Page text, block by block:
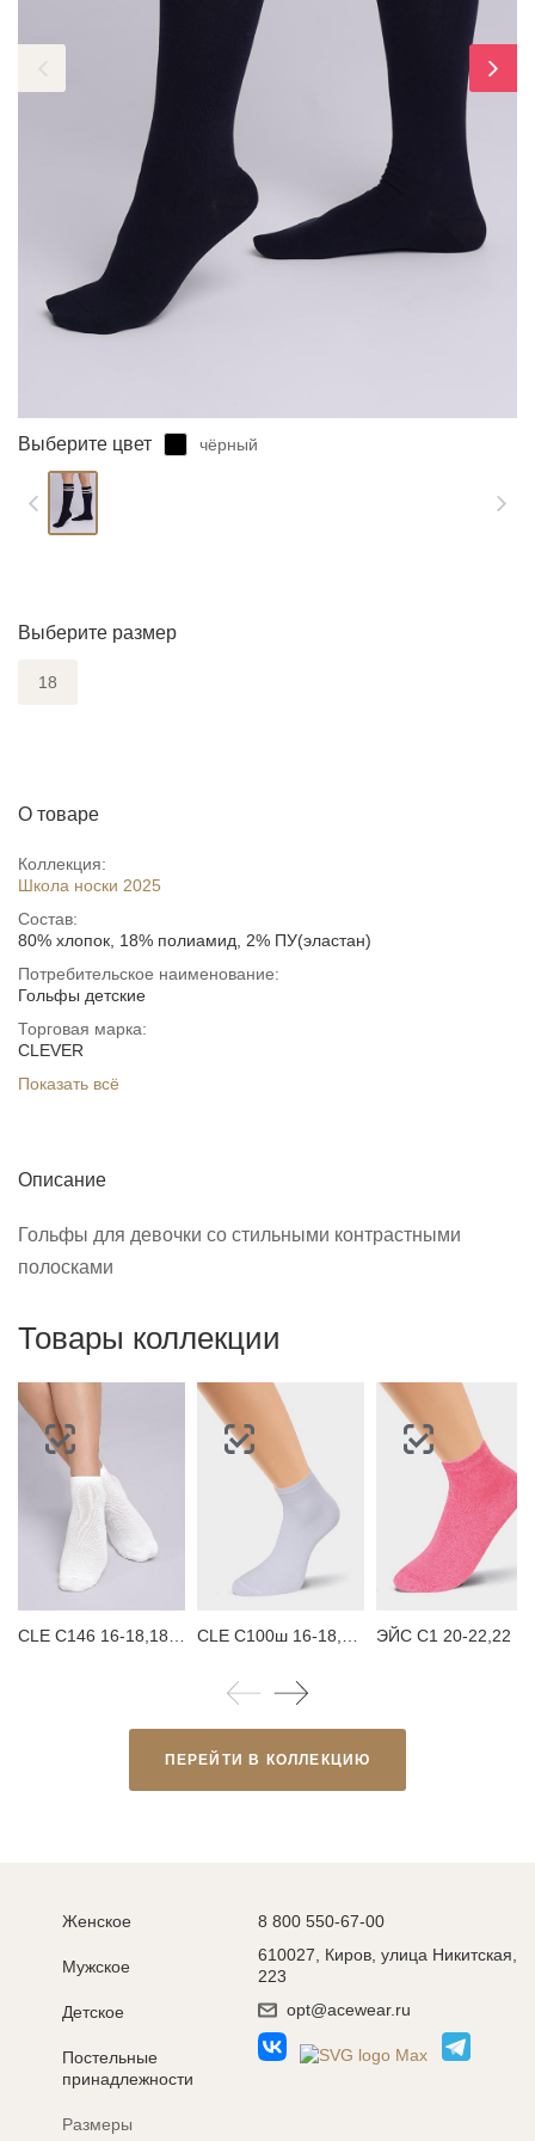
Выберите цвет чёрный
Выберите размер
18
О товаре
Коллекция:
Школа носки 2025
Состав:
80% хлопок, 18% полиамид, 2% ПУ(эластан)
Потребительское наименование:
Гольфы детские
Торговая марка:
CLEVER
Показать всё
Описание
Гольфы для девочки со стильными контрастными
полосками
Товары коллекции
ПЕРЕЙТИ В КОЛЛЕКЦИЮ
Женское
Мужское
Детское
Постельные
принадлежности
Размеры
8 800 550-67-00
610027, Киров, улица Никитская,
223
opt@acewear.ru